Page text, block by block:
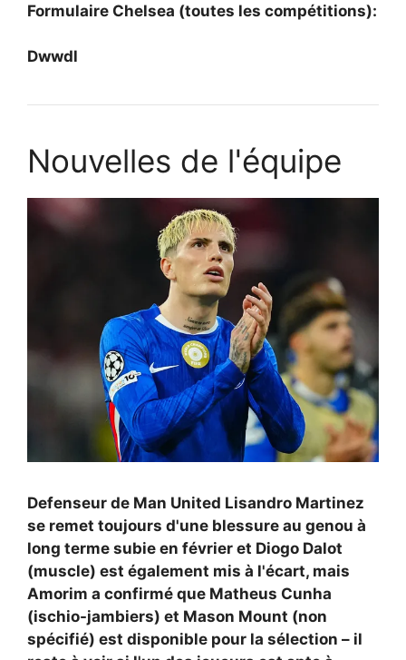
Formulaire Chelsea (toutes les compétitions):
Dwwdl
Nouvelles de l'équipe
Defenseur de Man United Lisandro Martinez
se remet toujours d'une blessure au genou à
long terme subie en février et Diogo Dalot
(muscle) est également mis à l'écart, mais
Amorim a confirmé que Matheus Cunha
(ischio-jambiers) et Mason Mount (non
spécifié) est disponible pour la sélection – il